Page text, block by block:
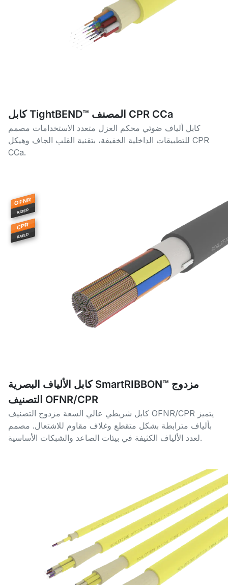
كابل TightBEND™ المصنف CPR CCa
كابل ألياف ضوئي محكم العزل متعدد الاستخدامات مصمم
للتطبيقات الداخلية الخفيفة، بتقنية القلب الجاف وهيكل CPR
CCa.
OFNR
RATED
CPR
RATED
كابل الألياف البصرية SmartRIBBON™ مزدوج
التصنيف OFNR/CPR
كابل شريطي عالي السعة مزدوج التصنيف OFNR/CPR يتميز
بألياف مترابطة بشكل متقطع وغلاف مقاوم للاشتعال. مصمم
لعدد الألياف الكثيفة في بيئات الصاعد والشبكات الأساسية.